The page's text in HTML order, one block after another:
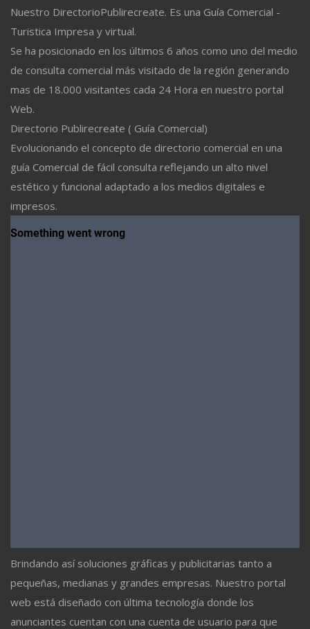
Nuestro DirectorioPublirecreate. Es una Guía Comercial -
Turistica Impresa y virtual.
Se ha posicionado en los últimos 6 años como uno del medio
de consulta comercial más visitado de la región generando
mas de 18.000 visitantes cada 24 Hora en nuestro portal
Web.
Directorio Publirecreate ( Guía Comercial)
Evolucionando el concepto de directorio comercial en una
guía Comercial de fácil consulta reflejando un alto nivel
estético y funcional adaptado a los medios digitales e
impresos.
Brindando así soluciones gráficas y publicitarias tanto a
pequeñas, medianas y grandes empresas. Nuestro portal
web está diseñado con última tecnología donde los
anunciantes cuentan con una cuenta de usuario para que